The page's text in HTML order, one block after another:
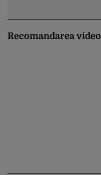
Recomandarea video